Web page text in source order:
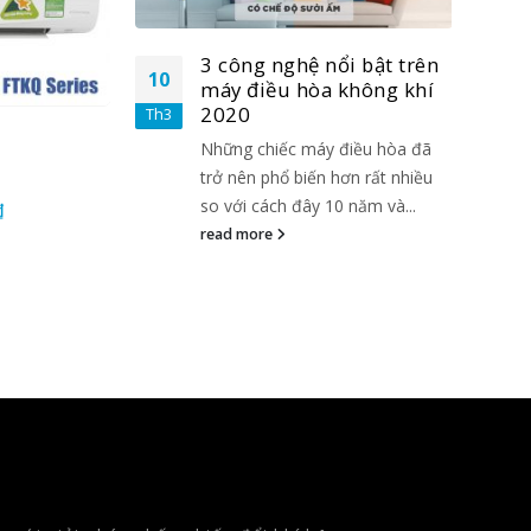
₫
Daikin FTHF60RVMV
out of 5
₫ Giá
gốc
28.690.000 ₫Giá
khí
hòa đã
rất nhiều
và...
10
Th3
3 công nghệ nổi bật trên
máy điều hòa không khí
2020
Những chiếc máy điều hòa đã
trở nên phổ biến hơn rất nhiều
so với cách đây 10 năm và...
read more